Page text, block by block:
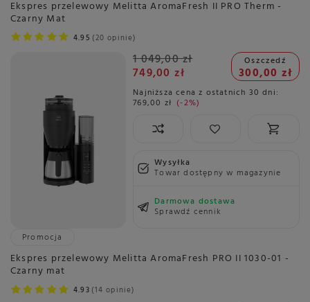
Ekspres przelewowy Melitta AromaFresh II PRO Therm -
Czarny Mat
4.95 20 opinie
1 049,00 zł
749,00 zł
Oszczedź
300,00 zł
Najniższa cena z ostatnich 30 dni:
769,00 zł -2%
Wysyłka
Towar dostępny w magazynie
Darmowa dostawa
Sprawdź cennik
Promocja
Ekspres przelewowy Melitta AromaFresh PRO II 1030-01 -
Czarny mat
4.93 14 opinie